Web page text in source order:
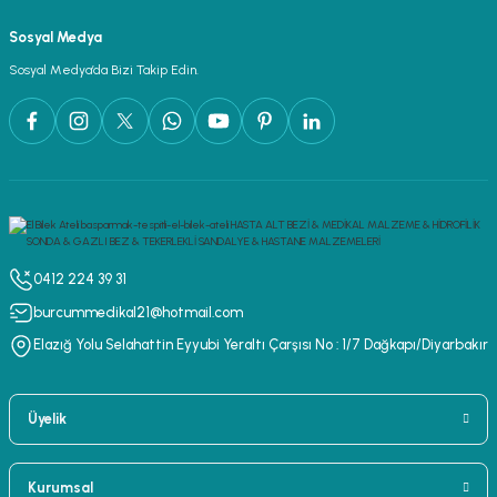
Sosyal Medya
Sosyal Medya’da Bizi Takip Edin.
0412 224 39 31
burcummedikal21@hotmail.com
Elazığ Yolu Selahattin Eyyubi Yeraltı Çarşısı No : 1/7 Dağkapı/Diyarbakır
Üyelik
Kurumsal